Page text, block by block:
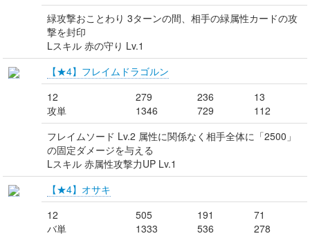
緑攻撃おことわり 3ターンの間、相手の緑属性カードの攻
撃を封印
Lスキル 赤の守り Lv.1
【★4】フレイムドラゴルン
12
攻単
279
1346
236
729
13
112
フレイムソード Lv.2 属性に関係なく相手全体に「2500」
の固定ダメージを与える
Lスキル 赤属性攻撃力UP Lv.1
【★4】オサキ
12
バ単
505
1333
191
536
71
278